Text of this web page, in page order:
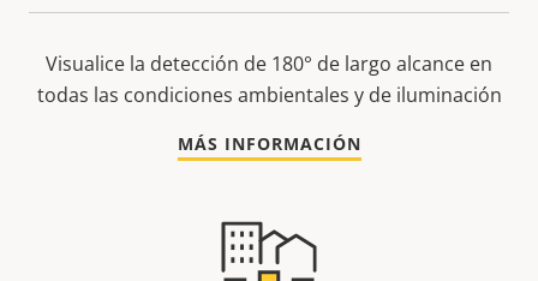
Visualice la detección de 180° de largo alcance en
todas las condiciones ambientales y de iluminación
MÁS INFORMACIÓN